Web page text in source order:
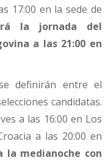
17:00 en la sede de
la jornada del
a las 21:00 en
definirán entre el
candidatas.
a las 16:00 en Los
a las 20:00 en
la medianoche con